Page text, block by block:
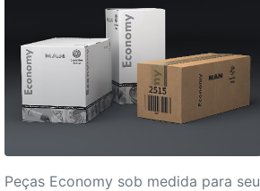
Peças Economy sob medida para seu